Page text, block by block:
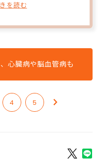
を読む
心臓病や脳血管病も
4 5